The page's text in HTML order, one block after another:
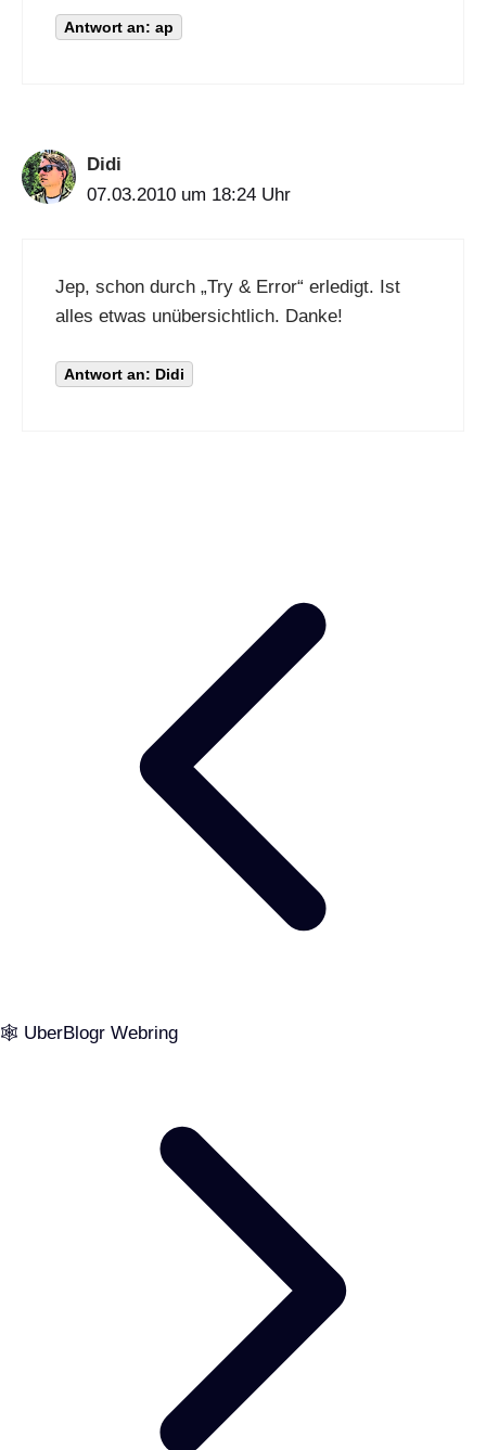
Antwort an: ap
Didi
07.03.2010 um 18:24 Uhr
Jep, schon durch „Try & Error“ erledigt. Ist
alles etwas unübersichtlich. Danke!
Antwort an: Didi
🕸️ UberBlogr Webring